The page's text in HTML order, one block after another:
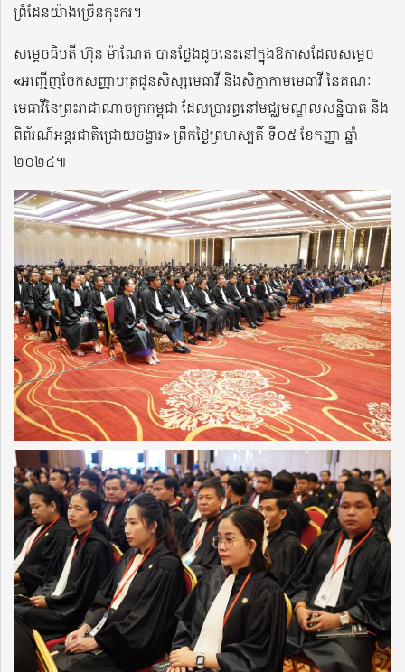
ព្រំដែនយ៉ាងច្រើនកុះករ។
សម្តេចធិបតី ហ៊ុន ម៉ាណែត បានថ្លែងដូចនេះនៅក្នុងឱកាសដែលសម្តេច
«អញ្ជើញចែកសញ្ញាបត្រជូនសិស្សមេធាវី និងសិក្ខាកាមមេធាវី នៃគណៈ
មេធាវីនៃព្រះរាជាណាចក្រកម្ពុជា ដែលប្រារព្ធនៅមជ្ឈមណ្ឌលសន្និបាត និង
ពិព័រណ៍អន្តរជាតិជ្រោយចង្វារ» ព្រឹកថ្ងៃព្រហស្បតិ៍ ទី០៥ ខែកញ្ញា ឆ្នាំ
២០២៤៕